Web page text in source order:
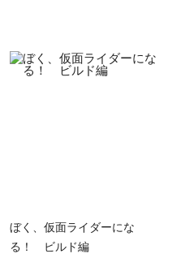
ぼく、仮面ライダーにな
る！ ビルド編